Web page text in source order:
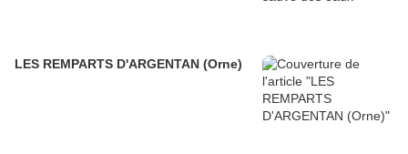
LES REMPARTS D'ARGENTAN (Orne)